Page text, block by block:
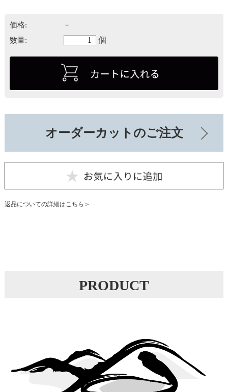
価格: －
数量: 個
オーダーカットのご注文
返品についての詳細はこちら
PRODUCT